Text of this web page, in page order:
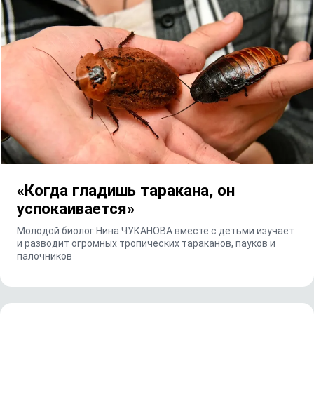
«Когда гладишь таракана, он
успокаивается»
Молодой биолог Нина ЧУКАНОВА вместе с детьми изучает
и разводит огромных тропических тараканов, пауков и
палочников